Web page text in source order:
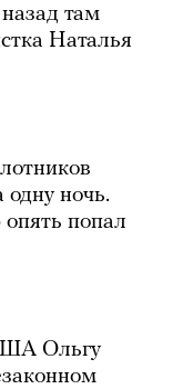
там
Наталья
ночь.
опять попал
Ольгу